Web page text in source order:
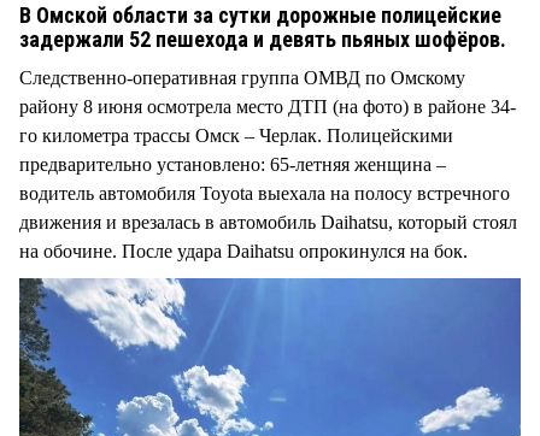
В Омской области за сутки дорожные полицейские
задержали 52 пешехода и девять пьяных шофёров.
Следственно-оперативная группа ОМВД по Омскому
району 8 июня осмотрела место ДТП (на фото) в районе 34-
го километра трассы Омск – Черлак. Полицейскими
предварительно установлено: 65-летняя женщина –
водитель автомобиля Toyota выехала на полосу встречного
движения и врезалась в автомобиль Daihatsu, который стоял
на обочине. После удара Daihatsu опрокинулся на бок.